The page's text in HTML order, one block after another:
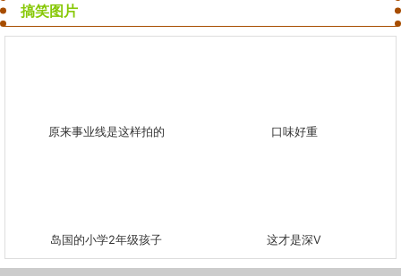
搞笑图片
原来事业线是这样拍的 口味好重
岛国的小学2年级孩子 这才是深V